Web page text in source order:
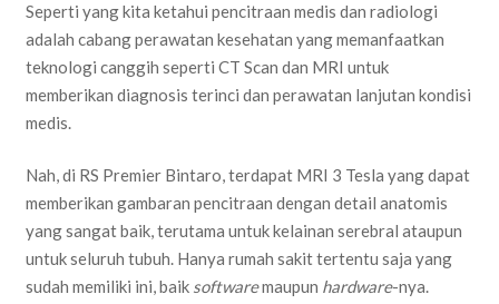
Seperti yang kita ketahui pencitraan medis dan radiologi
adalah cabang perawatan kesehatan yang memanfaatkan
teknologi canggih seperti CT Scan dan MRI untuk
memberikan diagnosis terinci dan perawatan lanjutan kondisi
medis.
Nah, di RS Premier Bintaro, terdapat MRI 3 Tesla yang dapat
memberikan gambaran pencitraan dengan detail anatomis
yang sangat baik, terutama untuk kelainan serebral ataupun
untuk seluruh tubuh. Hanya rumah sakit tertentu saja yang
sudah memiliki ini, baik softwaremaupun hardware-nya.